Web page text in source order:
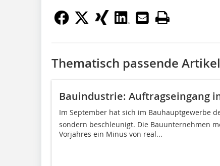
Thematisch passende
Bauindustrie: Auftragseingang
Im September hat sich im Bauhauptgewerbe
sondern beschleunigt. Die Bauunternehmen
Vorjahres ein Minus von real...